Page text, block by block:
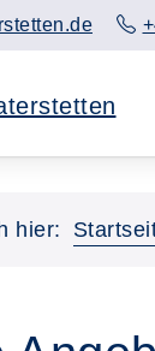
hier: